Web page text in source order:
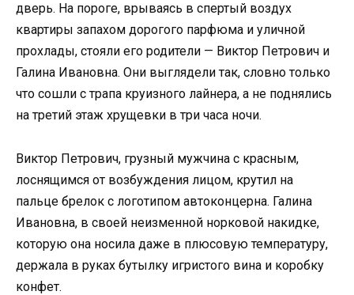
дверь. На пороге, врываясь в спертый воздух
квартиры запахом дорогого парфюма и уличной
прохлады, стояли его родители — Виктор Петрович и
Галина Ивановна. Они выглядели так, словно только
что сошли с трапа круизного лайнера, а не поднялись
на третий этаж хрущевки в три часа ночи.
Виктор Петрович, грузный мужчина с красным,
лоснящимся от возбуждения лицом, крутил на
пальце брелок с логотипом автоконцерна. Галина
Ивановна, в своей неизменной норковой накидке,
которую она носила даже в плюсовую температуру,
держала в руках бутылку игристого вина и коробку
конфет.